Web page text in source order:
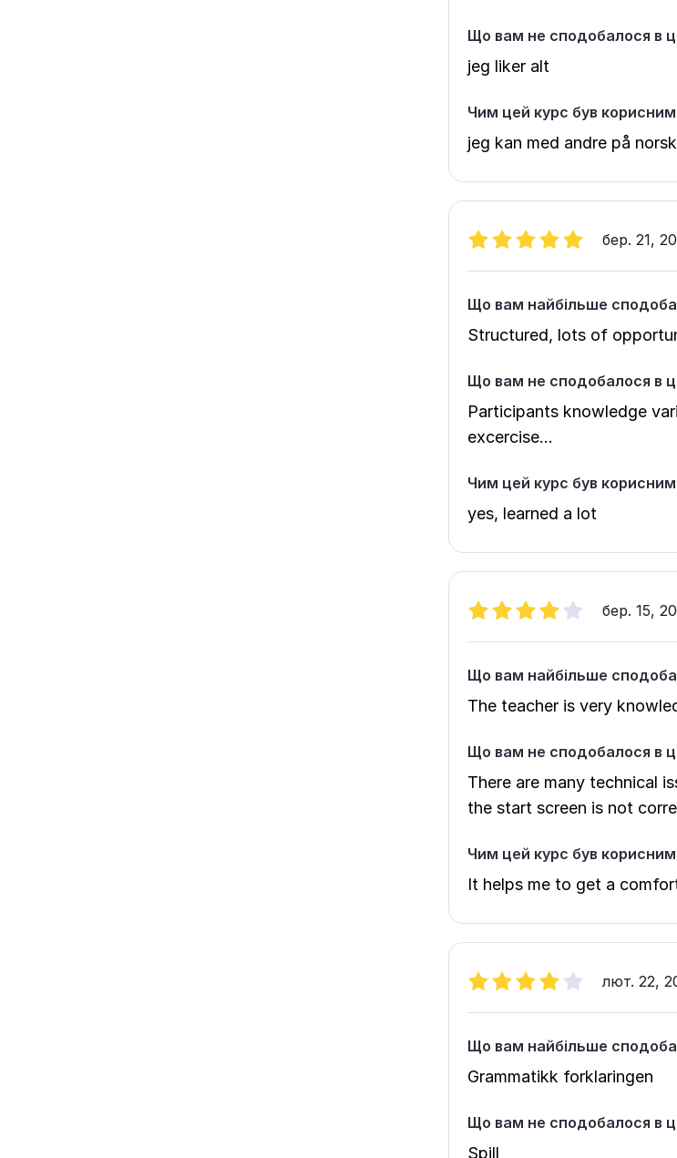
Що вам не сподобалося в
jeg liker alt
Чим цей курс був
jeg kan med andre på norsk
бер. 21,
Що вам найбільше
Structured, lots of
Що вам не сподобалося в
Participants knowledge
excercise...
Чим цей курс був
yes, learned a lot
бер. 15,
Що вам найбільше
The teacher is very
Що вам не сподобалося в
There are many technical
the start screen is not
Чим цей курс був
It helps me to get a
лют. 22,
Що вам найбільше
Grammatikk forklaringen
Що вам не сподобалося в
Spill